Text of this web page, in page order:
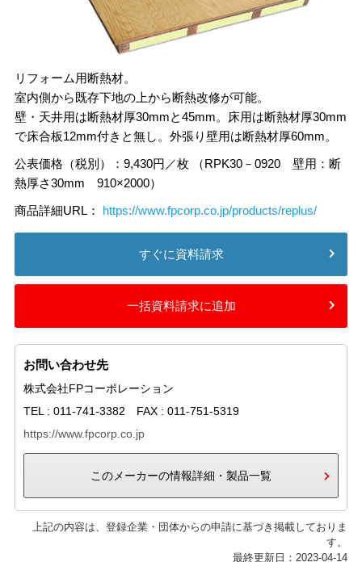
リフォーム用断熱材。
室内側から既存下地の上から断熱改修が可能。
壁・天井用は断熱材厚30mmと45mm。床用は断熱材厚30mm
で床合板12mm付きと無し。外張り壁用は断熱材厚60mm。
公表価格（税別）：9,430円／枚 （RPK30－0920 壁用：断
熱厚さ30mm 910×2000）
商品詳細URL： https://www.fpcorp.co.jp/products/replus/
すぐに資料請求
一括資料請求に追加
お問い合わせ先
株式会社FPコーポレーション
TEL : 011-741-3382 FAX : 011-751-5319
https://www.fpcorp.co.jp
このメーカーの情報詳細・製品一覧
上記の内容は、登録企業・団体からの申請に基づき掲載しておりま
す。
最終更新日：2023-04-14